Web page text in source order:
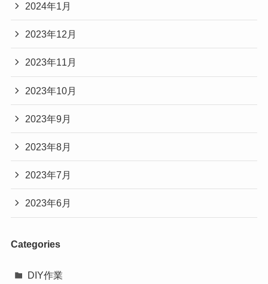
2024年1月
2023年12月
2023年11月
2023年10月
2023年9月
2023年8月
2023年7月
2023年6月
Categories
DIY作業